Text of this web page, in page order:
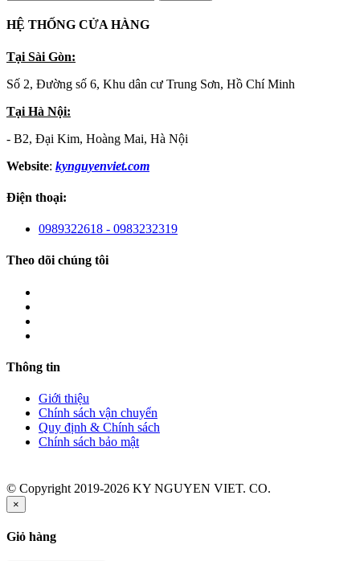
HỆ THỐNG CỬA HÀNG
Tại Sài Gòn:
Số 2, Đường số 6, Khu dân cư Trung Sơn, Hồ Chí Minh
Tại Hà Nội:
- B2, Đại Kim, Hoàng Mai, Hà Nội
Website: kynguyenviet.com
Điện thoại:
0989322618 - 0983232319
Theo dõi chúng tôi
Thông tin
Giới thiệu
Chính sách vận chuyển
Quy định & Chính sách
Chính sách bảo mật
© Copyright 2019-2026 KY NGUYEN VIET. CO.
×
Giỏ hàng